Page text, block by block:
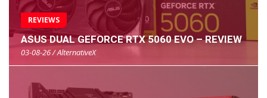
REVIEWS
ASUS DUAL GEFORCE RTX 5060 EVO – REVIEW
03-08-26 / AlternativeX